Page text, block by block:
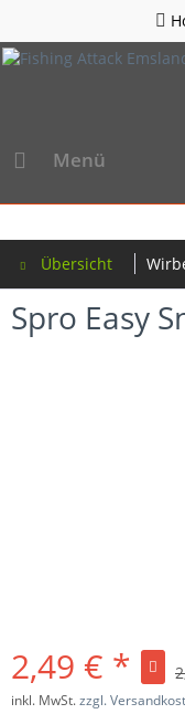
Menü
Übersicht
Spro Easy
2,49 € *
inkl. MwSt.zzgl.